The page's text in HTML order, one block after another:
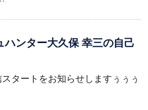
ハンター大久保 幸三の自己
タートをお知らせしますぅぅぅ